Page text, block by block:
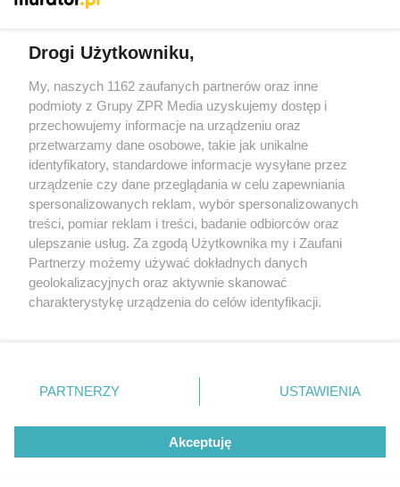
Żaden utwór zamieszczony w serwisie nie może być powielany i
rozpowszechniany lub dalej rozpowszechniany w jakikolwiek
sposób (w tym także elektroniczny lub mechaniczny) na
jakimkolwiek polu eksploatacji w jakiejkolwiek formie, włącznie z
umieszczaniem w Internecie bez pisemnej zgody właściciela praw.
Jakiekolwiek użycie lub wykorzystanie utworów w całości lub w
części z naruszeniem prawa, tzn. bez właściwej zgody, jest
zabronione pod groźbą kary i może być ścigane prawnie.
Drogi Użytkowniku,
My, naszych 1162 zaufanych partnerów oraz inne
podmioty z Grupy ZPR Media uzyskujemy dostęp i
przechowujemy informacje na urządzeniu oraz
przetwarzamy dane osobowe, takie jak unikalne
identyfikatory, standardowe informacje wysyłane przez
urządzenie czy dane przeglądania w celu zapewniania
spersonalizowanych reklam, wybór spersonalizowanych
treści, pomiar reklam i treści, badanie odbiorców oraz
ulepszanie usług. Za zgodą Użytkownika my i Zaufani
Partnerzy możemy używać dokładnych danych
geolokalizacyjnych oraz aktywnie skanować
charakterystykę urządzenia do celów identyfikacji.
zmienić/wycofać klikając przycisk ustawień prywatności
znajdujący się w lewym dolnym rogu strony
rodzaje przetwarzania danych nie wymagają zgody
użytkownika, ale masz prawo sprzeciwić się takiemu
przetwarzaniu. Preferencje będą miały zastosowanie tylko
PARTNERZY USTAWIENIA
Akceptuję